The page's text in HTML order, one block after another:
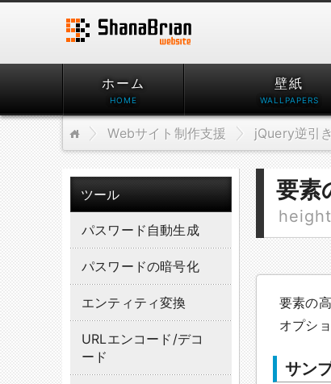
ホーム 壁紙
Webサイト制作支援 jQuery逆引き
要素
要素の
オプシ
サン
ツール
パスワード自動生成
パスワードの暗号化
エンティティ変換
URLエンコード/デコ
ード